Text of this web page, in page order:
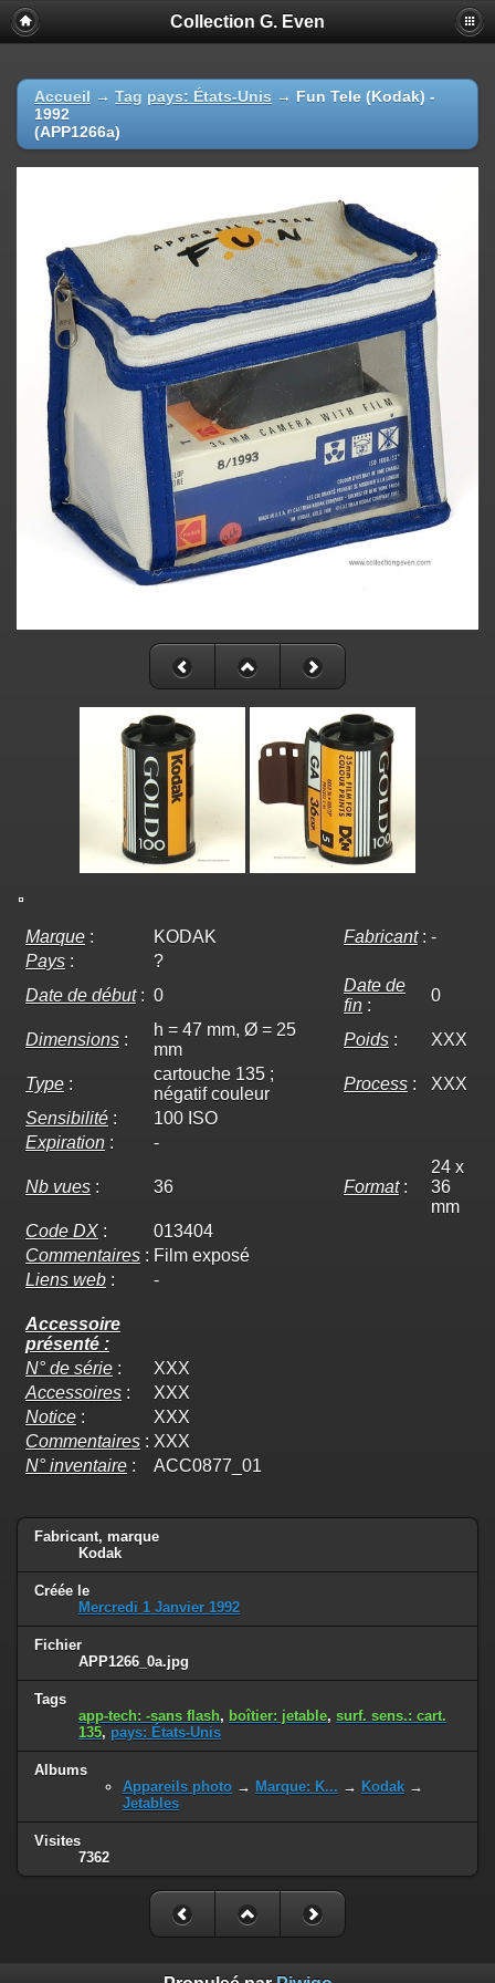
Collection G. Even
Accueil → Tag pays: États-Unis → Fun Tele (Kodak) -
1992
(APP1266a)
Marque : KODAK Fabricant: -
Pays :
?
Date de début: 0
Date de
fin :
0
Dimensions :
h = 47 mm, Ø = 25
mm
Poids : XXX
Type :
cartouche 135 ;
négatif couleur
Process :
XXX
Sensibilité :
100 ISO
Expiration : -
Nb vues : 36 Format:
24 x
36
mm
Code DX :
013404
Commentaires : Film exposé
Liens web : -
Accessoire
présenté :
N° de série :
XXX
Accessoires :
XXX
Notice :
XXX
Commentaires : XXX
N° inventaire : ACC0877_01
Fabricant, marque
Kodak
Créée le
Mercredi 1 Janvier 1992
Fichier
APP1266_0a.jpg
Tags
app-tech: -sans flash, boîtier: jetable, surf. sens.: cart.
135, pays: États-Unis
Albums
Appareils photo → Marque: K... → Kodak →
Jetables
Visites
7362